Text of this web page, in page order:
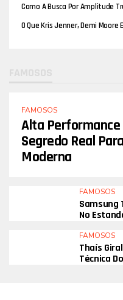
Como A Busca Por Amplitude
O Que Kris Jenner, Demi
FAMOSOS
Alta Performance
Segredo Real
Moderna
FAMOSOS
Samsung
No
FAMOSOS
Thaís
Técnica